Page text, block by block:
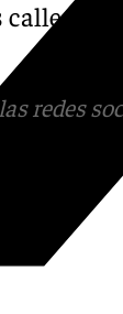
calles
redes